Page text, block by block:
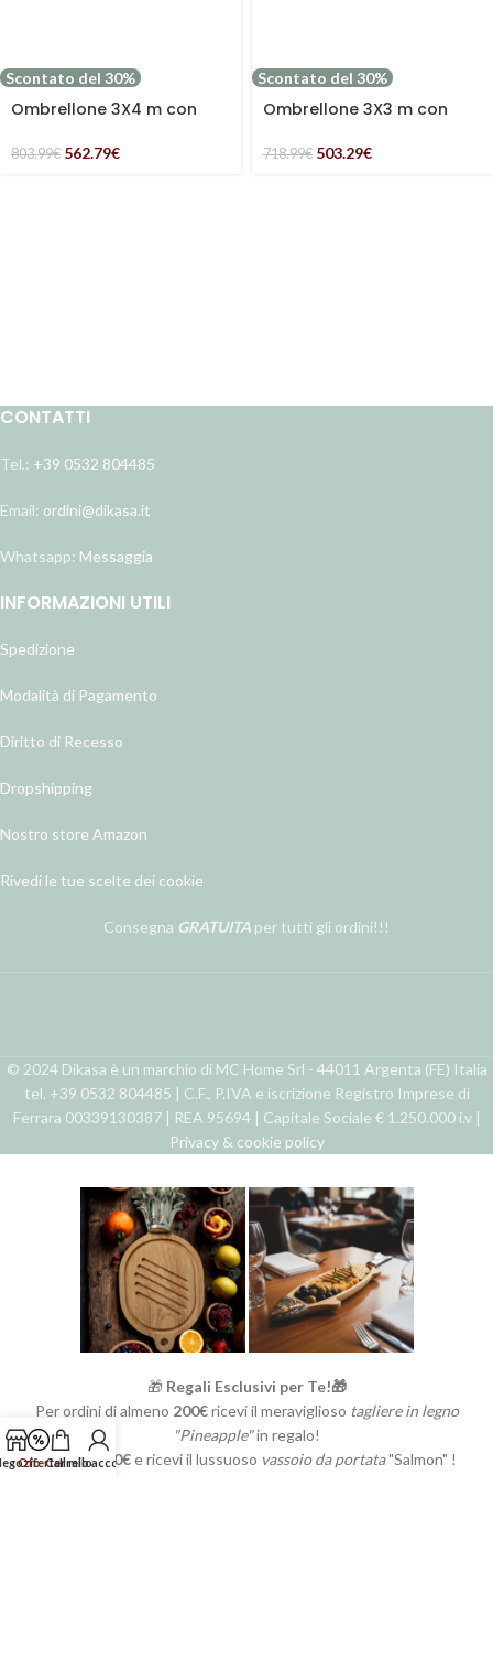
Scontato del 30%
Ombrellone 3X4 m con
803.99€ 562.79€
Scontato del 30%
Ombrellone 3X3 m con
718.99€ 503.29€
CONTATTI
Tel.: +39 0532 804485
Email: ordini@dikasa.it
Whatsapp: Messaggia
INFORMAZIONI UTILI
Spedizione
Modalità di Pagamento
Diritto di Recesso
Dropshipping
Nostro store Amazon
Rivedi le tue scelte dei cookie
Consegna GRATUITA per tutti gli ordini!!!
© 2024 Dikasa è un marchio di MC Home Srl - 44011 Argenta (FE) Italia
tel. +39 0532 804485 | C.F., P.IVA e iscrizione Registro Imprese di
Ferrara 00339130387 | REA 95694 | Capitale Sociale € 1.250.000 i.v |
Privacy & cookie policy
🎁 Regali Esclusivi per Te!🎁
Per ordini di almeno 200€ricevi il meraviglioso tagliere in legno
"Pineapple"in regalo!
Supera i300€e ricevi il lussuoso vassoio da portata"Salmon" !
OfferteCarrello
Il mio account